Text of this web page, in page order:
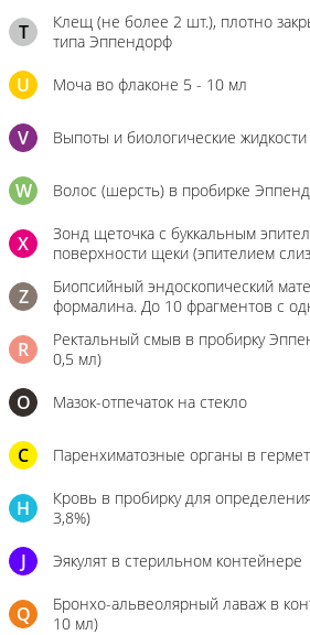
T
Клещ (не более 2 шт.), плотно
типа Эппендорф
U Моча во флаконе 5 - 10 мл
V Выпоты и биологические
W Волос (шерсть) в пробирке
X
Зонд щеточка с буккальным
поверхности щеки (эпителием
Z
Биопсийный эндоскопический
формалина. До 10 фрагментов с
R
Ректальный смыв в пробирку
0,5 мл)
О Мазок-отпечаток на стекло
C Паренхиматозные органы в
H
Кровь в пробирку для
3,8%)
J Эякулят в стерильном контейнере
Q
Бронхо-альвеолярный лаваж в
10 мл)